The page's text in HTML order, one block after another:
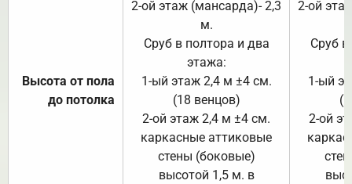
Высота от пола
до потолка
2-ой этаж (мансарда)- 2,3
м.
Сруб в полтора и два
этажа:
1-ый этаж 2,4 м ±4 см.
(18 венцов)
2-ой этаж 2,4 м ±4 см.
каркасные аттиковые
стены (боковые)
высотой 1,5 м. в
2-ой
Сруб
1-ый
2-ой